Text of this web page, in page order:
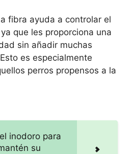
fibra ayuda a controlar el
que les proporciona una
sin añadir muchas
es especialmente
perros propensos a la
inodoro para
su